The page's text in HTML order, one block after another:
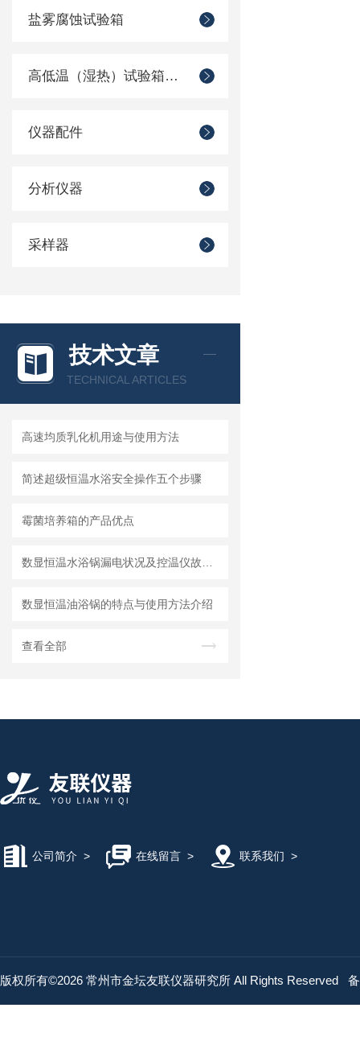
盐雾腐蚀试验箱
高低温（湿热）试验箱系列
仪器配件
分析仪器
采样器
技术文章
TECHNICAL ARTICLES
高速均质乳化机用途与使用方法
简述超级恒温水浴安全操作五个步骤
霉菌培养箱的产品优点
数显恒温油浴锅的特点与使用方法介绍
查看全部
公司简介 > 在线留言> 联系我们 >
版权所有©2026 常州市金坛友联仪器研究所 All Rights Reserved